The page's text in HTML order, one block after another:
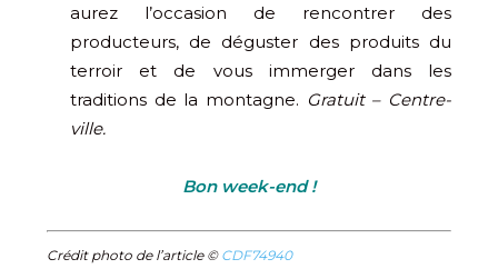
aurez l’occasion de rencontrer des
producteurs, de déguster des produits du
terroir et de vous immerger dans les
traditions de la montagne. Gratuit – Centre-
ville.
Bon week-end !
Crédit photo de l’article © CDF74940